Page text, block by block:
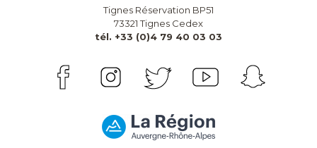
Tignes Réservation BP51
73321 Tignes Cedex
tél. +33 (0)4 79 40 03 03